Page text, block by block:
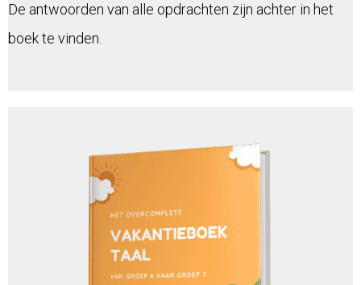
De antwoorden van alle opdrachten zijn achter in het
boek te vinden.